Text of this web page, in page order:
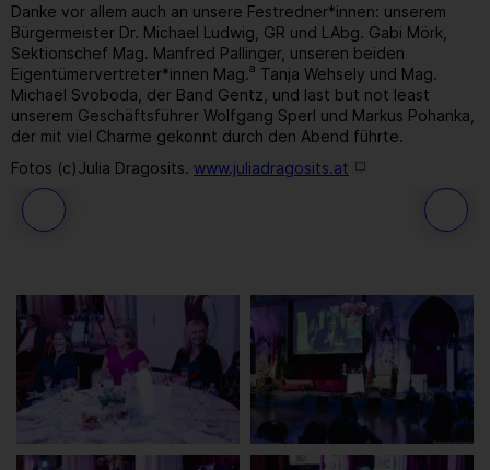
Danke vor allem auch an unsere Festredner*innen: unserem
Bürgermeister Dr. Michael Ludwig, GR und LAbg. Gabi Mörk,
Sektionschef Mag. Manfred Pallinger, unseren beiden
Eigentümervertreter*innen Mag.a Tanja Wehsely und Mag.
Michael Svoboda, der Band Gentz, und last but not least
unserem Geschäftsführer Wolfgang Sperl und Markus Pohanka,
der mit viel Charme gekonnt durch den Abend führte.
Fotos (c)Julia Dragosits. www.juliadragosits.at
72 / 259